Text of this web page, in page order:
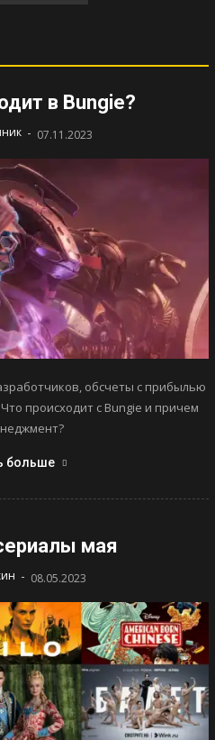
в Bungie?
- 07.11.2023
обсчеты с прибылью
происходит с Bungie и причем
больше
мая
- 08.05.2023